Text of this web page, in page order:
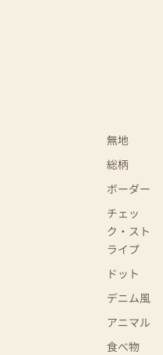
無地
総柄
ボーダー
チェッ
ク・スト
ライプ
ドット
デニム風
アニマル
食べ物